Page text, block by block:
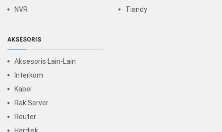
NVR
Tiandy
AKSESORIS
Aksesoris Lain-Lain
Interkom
Kabel
Rak Server
Router